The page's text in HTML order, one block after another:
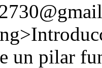
un pilar